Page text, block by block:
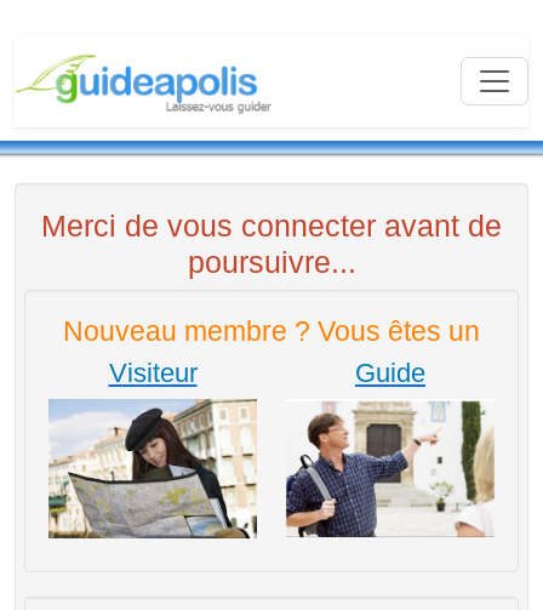
Merci de vous connecter avant de
poursuivre...
Nouveau membre ? Vous êtes un
Visiteur Guide